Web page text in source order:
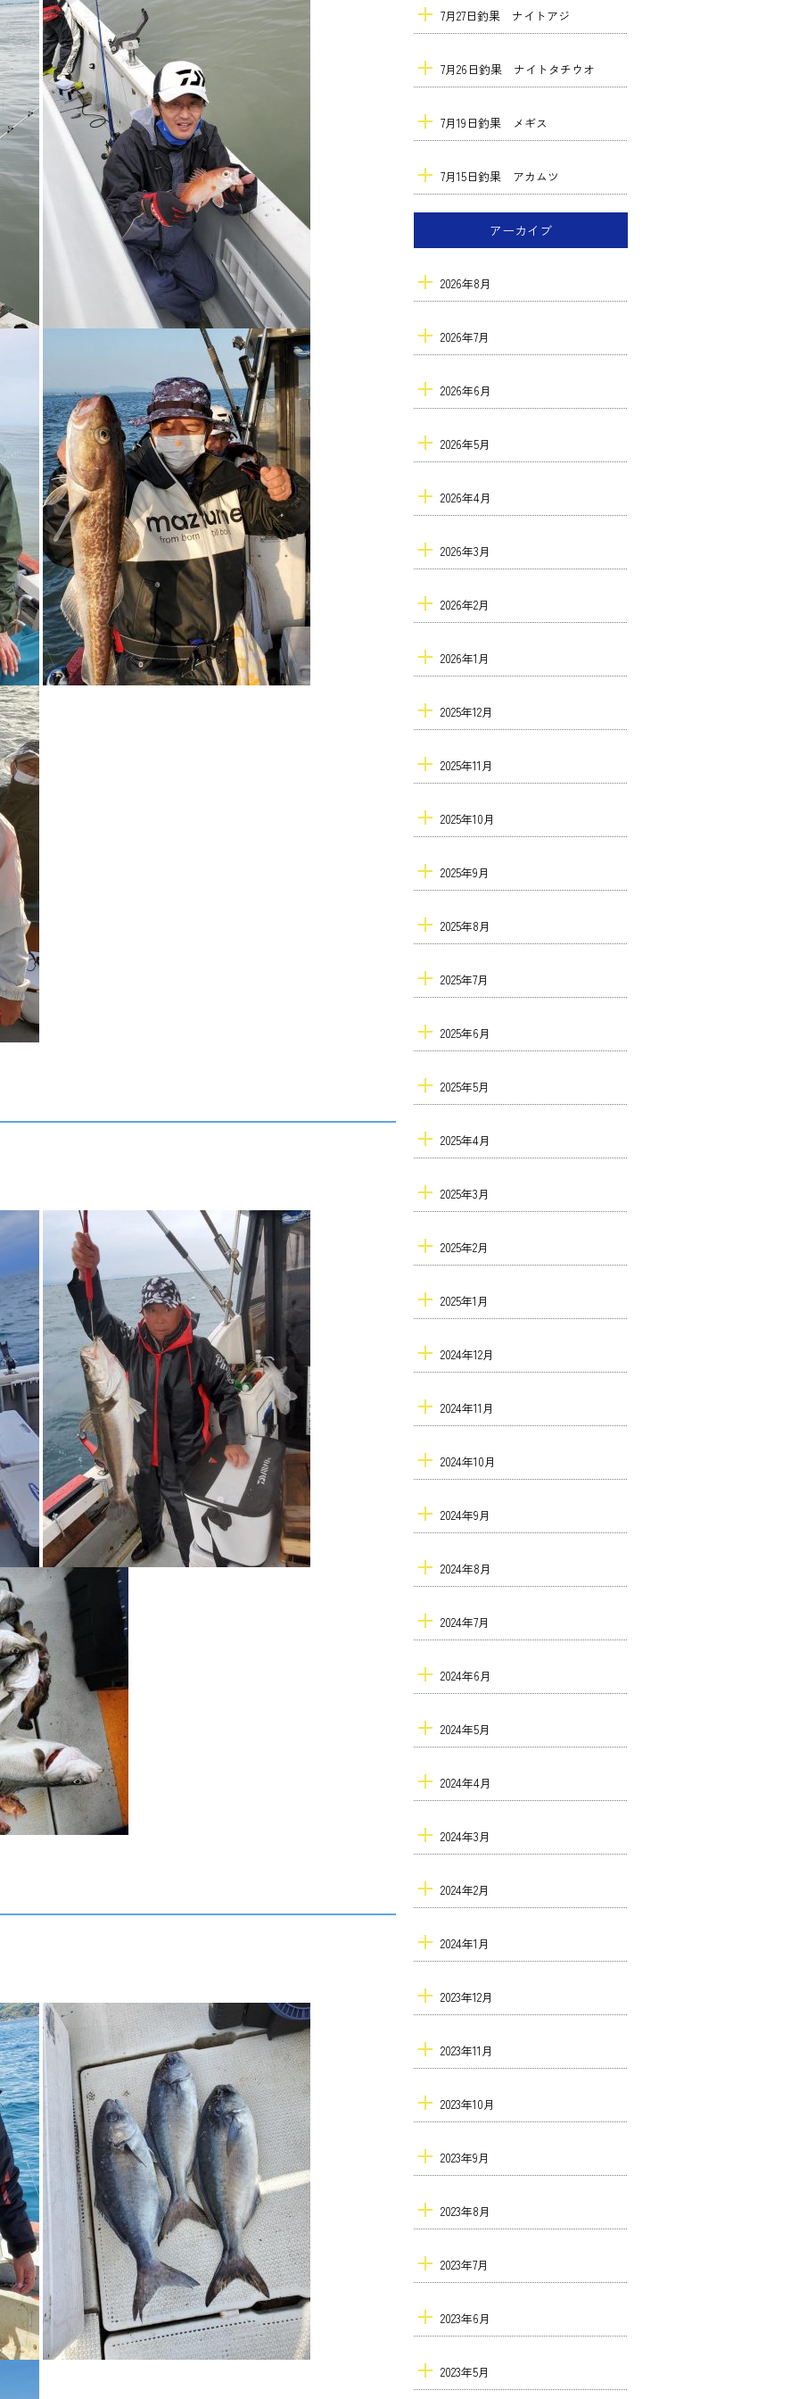
7月27日釣果 ナイトアジ
7月26日釣果 ナイトタチウオ
7月19日釣果 メギス
7月15日釣果 アカムツ
アーカイブ
2026年8月
2026年7月
2026年6月
2026年5月
2026年4月
2026年3月
2026年2月
2026年1月
2025年12月
2025年11月
2025年10月
2025年9月
2025年8月
2025年7月
2025年6月
2025年5月
2025年4月
2025年3月
2025年2月
2025年1月
2024年12月
2024年11月
2024年10月
2024年9月
2024年8月
2024年7月
2024年6月
2024年5月
2024年4月
2024年3月
2024年2月
2024年1月
2023年12月
2023年11月
2023年10月
2023年9月
2023年8月
2023年7月
2023年6月
2023年5月